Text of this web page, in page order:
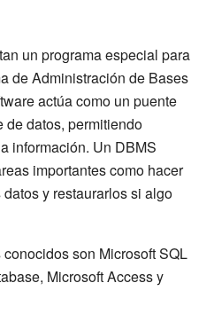
un programa especial para
de Administración de Bases
actúa como un puente
de datos, permitiendo
información. Un DBMS
importantes como hacer
y restaurarlos si algo
son Microsoft SQL
Microsoft Access y